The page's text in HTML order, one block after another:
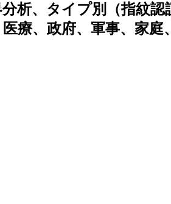
析、タイプ別（指紋
療、政府、軍事、家